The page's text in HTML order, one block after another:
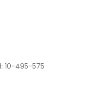
10-495-575